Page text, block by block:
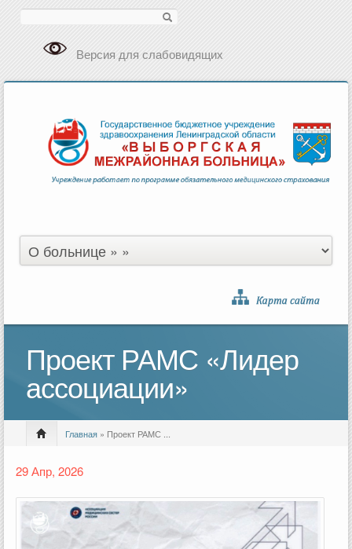
Версия для слабовидящих
Проект РАМС «Лидер
ассоциации»
Главная » Проект РАМС ...
29 Апр, 2026